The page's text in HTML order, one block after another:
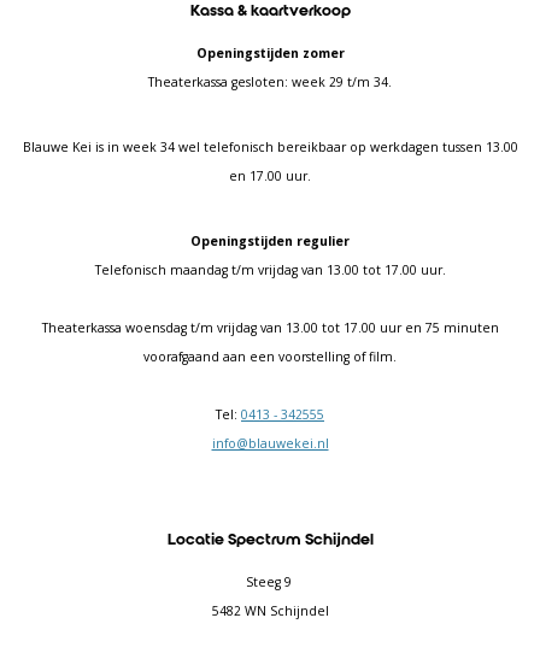
Kassa & kaartverkoop
Openingstijden zomer
Theaterkassa gesloten: week 29 t/m 34.
Blauwe Kei is in week 34 wel telefonisch bereikbaar op werkdagen tussen 13.00
en 17.00 uur.
Openingstijden regulier
Telefonisch maandag t/m vrijdag van 13.00 tot 17.00 uur.
Theaterkassa woensdag t/m vrijdag van 13.00 tot 17.00 uur en 75 minuten
voorafgaand aan een voorstelling of film.
Tel: 0413 - 342555
info@blauwekei.nl
Locatie Spectrum Schijndel
Steeg 9
5482 WN Schijndel